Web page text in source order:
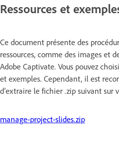
Ressources et
Ce document présente des
ressources, comme des images et
Adobe Captivate. Vous pouvez
et exemples. Cependant, il est
d’extraire le fichier .zip suivant sur
manage-project-slides.zip